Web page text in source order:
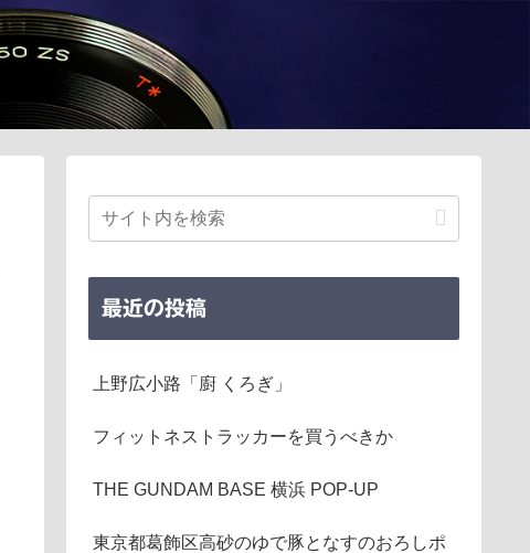
最近の投稿
上野広小路「廚 くろぎ」
フィットネストラッカーを買うべきか
THE GUNDAM BASE 横浜 POP-UP
東京都葛飾区高砂のゆで豚となすのおろしポ